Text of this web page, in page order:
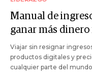
Manual de
ganar más
Viajar sin resignar
productos digitales y
cualquier parte del